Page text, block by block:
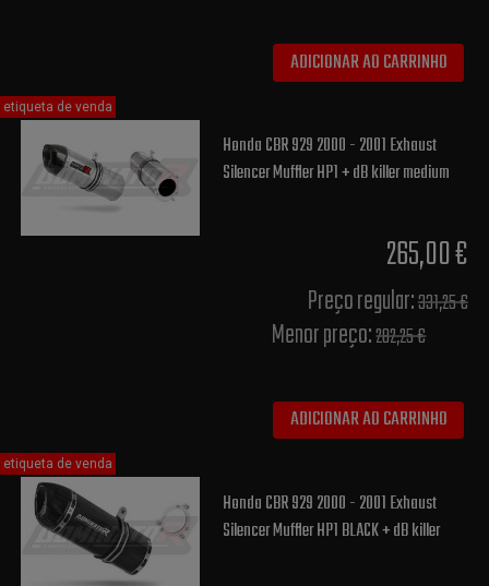
ADICIONAR AO CARRINHO
Honda CBR 929 2000 - 2001 Exhaust
Silencer Muffler HP1 + dB killer medium
265,00 €
Preço regular:331,25 €
Menor preço:282,25 €
ADICIONAR AO CARRINHO
etiqueta de venda
Honda CBR 929 2000 - 2001 Exhaust
Silencer Muffler HP1 BLACK + dB killer
etiqueta de venda